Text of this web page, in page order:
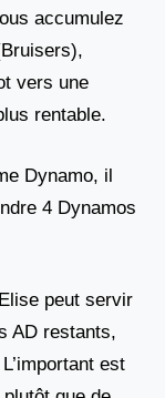
accumulez
vers une
rentable.
Dynamo, il
4 Dynamos
peut servir
AD restants,
est